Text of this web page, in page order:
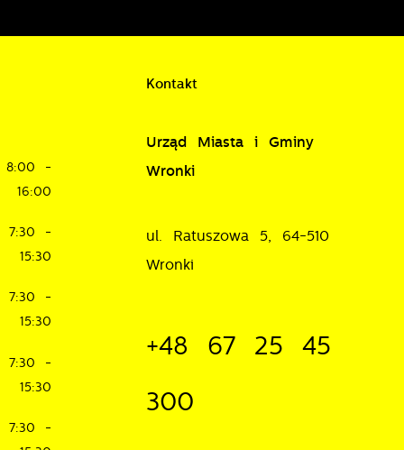
8:00 -
16:00
7:30 -
15:30
7:30 -
15:30
7:30 -
15:30
7:30 -
Kontakt
Urząd Miasta i Gminy
Wronki
ul. Ratuszowa 5, 64-510
Wronki
+48 67 25 45
300